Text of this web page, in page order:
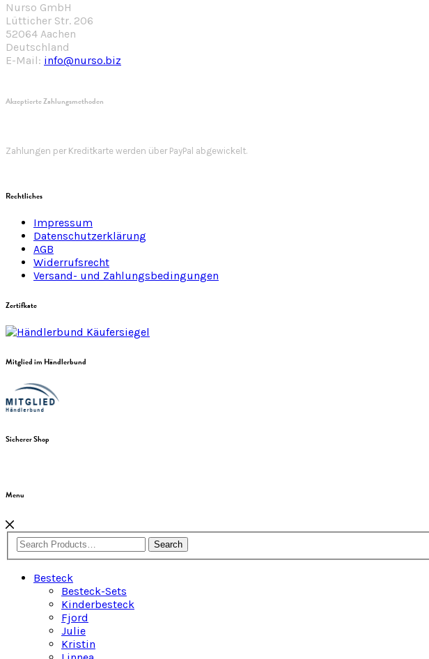
Nurso GmbH
Lütticher Str. 206
52064 Aachen
Deutschland
E-Mail: info@nurso.biz
Akzeptierte Zahlungsmethoden
Zahlungen per Kreditkarte werden über PayPal abgewickelt.
Rechtliches
Impressum
Datenschutzerklärung
AGB
Widerrufsrecht
Versand- und Zahlungsbedingungen
Zertifkate
Mitglied im Händlerbund
Sicherer Shop
Menu
Search
Besteck
Besteck-Sets
Kinderbesteck
Fjord
Julie
Kristin